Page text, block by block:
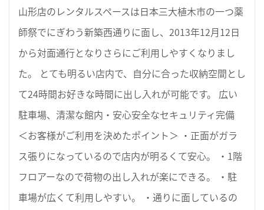
山形店のレンタルスペースは日本三大植木市の一つ薬
師祭でにぎわう新築西通りに面し、2013年12月12日
から対面通行となりさらにご利用しやすくなりまし
た。 とても明るい店内で、自分に合った収納空間とし
て24時間お好きな時間に出し入れが可能です。 広い
駐車場、清潔な館内・安心安全なセキュリティ完備
＜お客様がご利用を決めたポイント＞ ・正面がガラ
ス張りになっているので店内が明るくて安心。 ・1階
フロアーなので荷物の出し入れが楽にできる。 ・駐
車場が広くて利用しやすい。 ・通りに面しているの